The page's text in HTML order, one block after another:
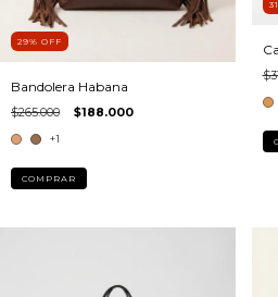
29% OFF
Bandolera Habana
$265.000 $188.000
+1
COMPRAR
31